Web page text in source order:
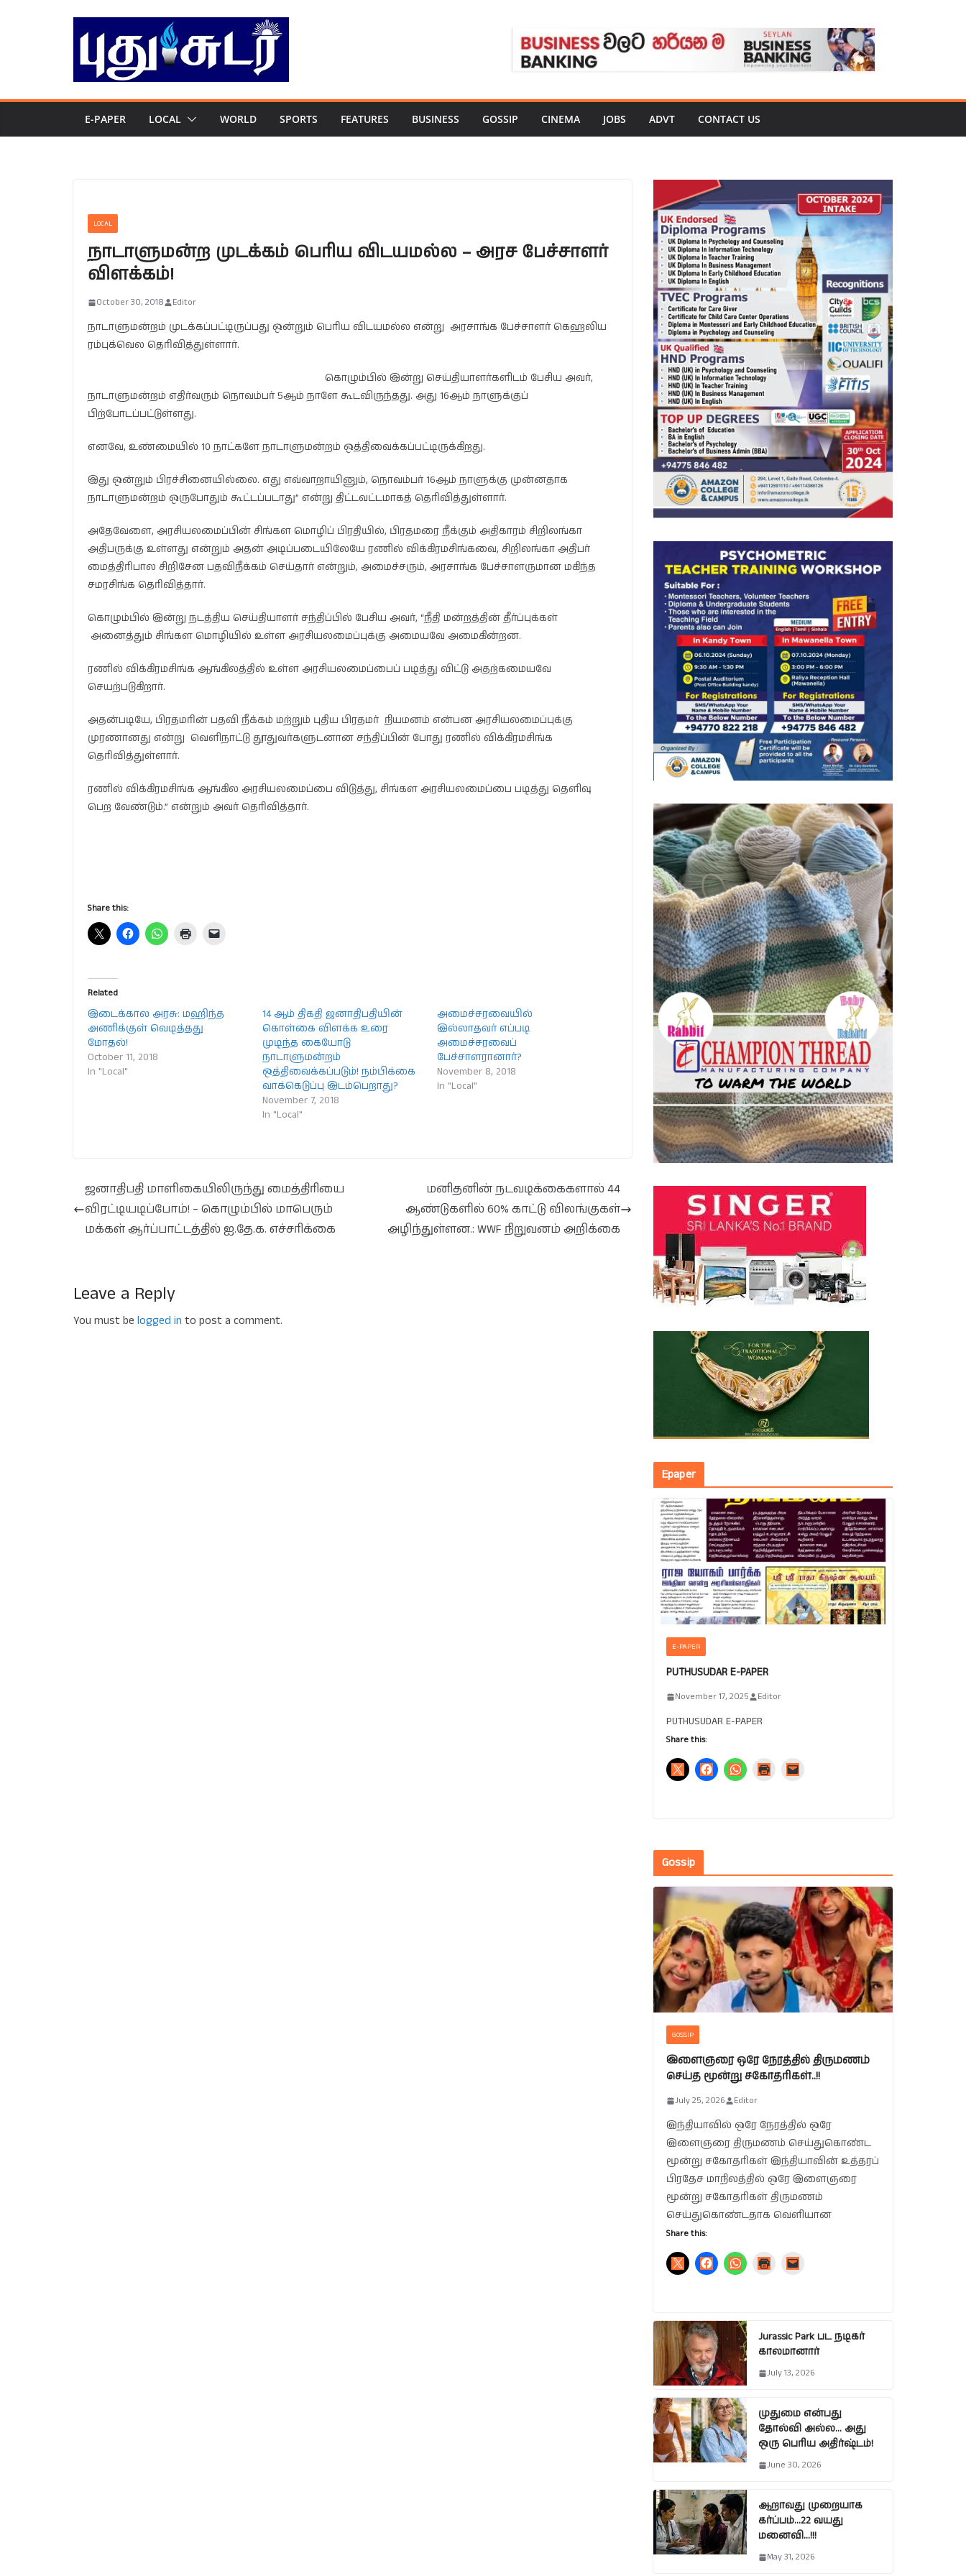
E-PAPER LOCAL WORLD SPORTS FEATURES BUSINESS GOSSIP CINEMA JOBS ADVT CONTACT US
LOCAL
நாடாளுமன்ற முடக்கம் பெரிய விடயமல்ல – அரச பேச்சாளர்
விளக்கம்!
October 30, 2018 Editor
நாடாளுமன்றம் முடக்கப்பட்டிருப்பது ஒன்றும் பெரிய விடயமல்ல என்று அரசாங்க பேச்சாளர் கெஹலிய
ரம்புக்வெல தெரிவித்துள்ளார்.
கொழும்பில் இன்று செய்தியாளர்களிடம் பேசிய அவர்,
நாடாளுமன்றம் எதிர்வரும் நொவம்பர் 5ஆம் நாளே கூடவிருந்தது. அது 16ஆம் நாளுக்குப்
பிற்போடப்பட்டுள்ளது.
எனவே, உண்மையில் 10 நாட்களே நாடாளுமன்றம் ஒத்திவைக்கப்பட்டிருக்கிறது.
இது ஒன்றும் பிரச்சினையில்லை. எது எவ்வாறாயினும், நொவம்பர் 16ஆம் நாளுக்கு முன்னதாக
நாடாளுமன்றம் ஒருபோதும் கூட்டப்படாது” என்று திட்டவட்டமாகத் தெரிவித்துள்ளார்.
அதேவேளை, அரசியலமைப்பின் சிங்கள மொழிப் பிரதியில், பிரதமரை நீக்கும் அதிகாரம் சிறிலங்கா
அதிபருக்கு உள்ளது என்றும் அதன் அடிப்படையிலேயே ரணில் விக்கிரமசிங்கவை, சிறிலங்கா அதிபர்
மைத்திரிபால சிறிசேன பதவிநீக்கம் செய்தார் என்றும், அமைச்சரும், அரசாங்க பேச்சாளருமான மகிந்த
சமரசிங்க தெரிவித்தார்.
கொழும்பில் இன்று நடத்திய செய்தியாளர் சந்திப்பில் பேசிய அவர், “நீதி மன்றத்தின் தீர்ப்புக்கள்
அனைத்தும் சிங்கள மொழியில் உள்ள அரசியலமைப்புக்கு அமையவே அமைகின்றன.
ரணில் விக்கிரமசிங்க ஆங்கிலத்தில் உள்ள அரசியலமைப்பைப் படித்து விட்டு அதற்கமையவே
செயற்படுகிறார்.
அதன்படியே, பிரதமரின் பதவி நீக்கம் மற்றும் புதிய பிரதமர் நியமனம் என்பன அரசியலமைப்புக்கு
முரணானது என்று வெளிநாட்டு தூதுவர்களுடனான சந்திப்பின் போது ரணில் விக்கிரமசிங்க
தெரிவித்துள்ளார்.
ரணில் விக்கிரமசிங்க ஆங்கில அரசியலமைப்பை விடுத்து, சிங்கள அரசியலமைப்பை படித்து தெளிவு
பெற வேண்டும்.” என்றும் அவர் தெரிவித்தார்.
Share this:
Related
இடைக்கால அரசு: மஹிந்த
அணிக்குள் வெடித்தது
மோதல்!
October 11, 2018
In "Local"
14 ஆம் திகதி ஜனாதிபதியின்
கொள்கை விளக்க உரை
முடிந்த கையோடு
நாடாளுமன்றம்
ஒத்திவைக்கப்படும்! நம்பிக்கை
வாக்கெடுப்பு இடம்பெறாது?
November 7, 2018
In "Local"
அமைச்சரவையில்
இல்லாதவர் எப்படி
அமைச்சரவைப்
பேச்சாளரானார்?
November 8, 2018
In "Local"
ஜனாதிபதி மாளிகையிலிருந்து மைத்திரியை
விரட்டியடிப்போம்! – கொழும்பில் மாபெரும்
மக்கள் ஆர்ப்பாட்டத்தில் ஐ.தே.க. எச்சரிக்கை
மனிதனின் நடவடிக்கைகளால் 44
ஆண்டுகளில் 60% காட்டு விலங்குகள்
அழிந்துள்ளன.: WWF நிறுவனம் அறிக்கை
Leave a Reply
You must be logged in to post a comment.
Epaper
E-PAPER
PUTHUSUDAR E-PAPER
November 17, 2025 Editor
PUTHUSUDAR E-PAPER
Share this:
Gossip
GOSSIP
இளைஞரை ஒரே நேரத்தில் திருமணம்
செய்த மூன்று சகோதரிகள்..!!
July 25, 2026 Editor
இந்தியாவில் ஒரே நேரத்தில் ஒரே
இளைஞரை திருமணம் செய்துகொண்ட
மூன்று சகோதரிகள் இந்தியாவின் உத்தரப்
பிரதேச மாநிலத்தில் ஒரே இளைஞரை
மூன்று சகோதரிகள் திருமணம்
செய்துகொண்டதாக வெளியான
Share this:
Jurassic Park பட நடிகர்
காலமானார்
July 13, 2026
முதுமை என்பது
தோல்வி அல்ல… அது
ஒரு பெரிய அதிர்ஷ்டம்!
June 30, 2026
ஆறாவது முறையாக
கர்ப்பம்…22 வயது
மனைவி…!!!
May 31, 2026